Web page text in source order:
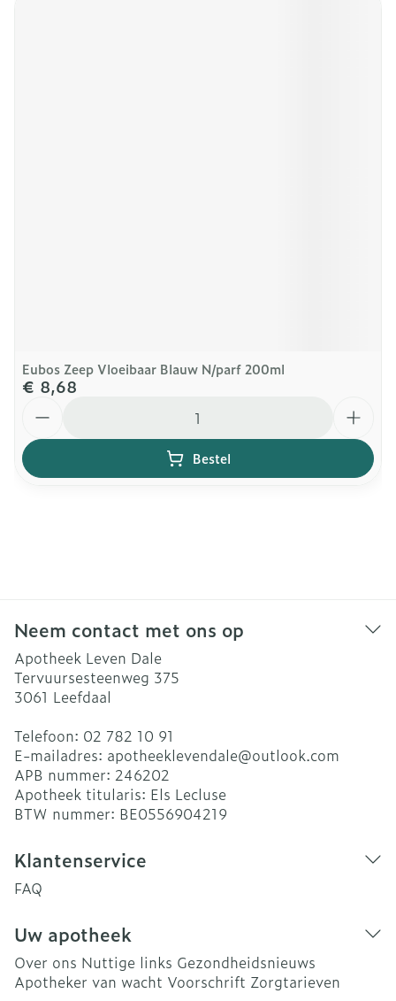
Eubos Zeep Vloeibaar Blauw N/parf 200ml
€ 8,68
Bestel
Neem contact met ons op
Apotheek Leven Dale
Tervuursesteenweg 375
3061 Leefdaal
Telefoon: 02 782 10 91
E-mailadres: apotheeklevendale@outlook.com
APB nummer: 246202
Apotheek titularis: Els Lecluse
BTW nummer: BE0556904219
Klantenservice
FAQ
Uw apotheek
Over ons Nuttige links Gezondheidsnieuws
Apotheker van wacht Voorschrift Zorgtarieven